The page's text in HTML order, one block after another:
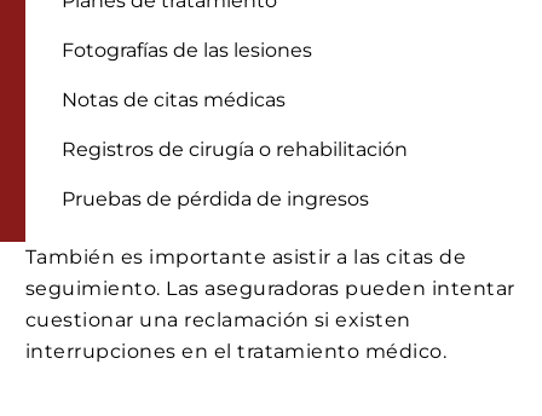
Fotografías de las lesiones
Notas de citas médicas
Registros de cirugía o rehabilitación
Pruebas de pérdida de ingresos
También es importante asistir a las citas de
seguimiento. Las aseguradoras pueden intentar
cuestionar una reclamación si existen
interrupciones en el tratamiento médico.